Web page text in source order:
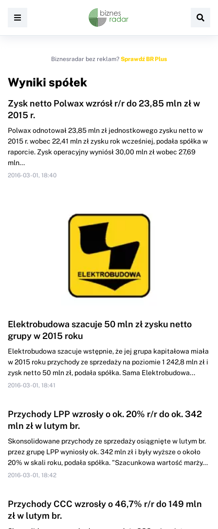
Biznesradar bez reklam? Sprawdź BR Plus
Wyniki spółek
Zysk netto Polwax wzrósł r/r do 23,85 mln zł w
2015 r.
Polwax odnotował 23,85 mln zł jednostkowego zysku netto w
2015 r. wobec 22,41 mln zł zysku rok wcześniej, podała spółka w
raporcie. Zysk operacyjny wyniósł 30,00 mln zł wobec 27,69
mln...
2016-03-01, 18:40
Elektrobudowa szacuje 50 mln zł zysku netto
grupy w 2015 roku
Elektrobudowa szacuje wstępnie, że jej grupa kapitałowa miała
w 2015 roku przychody ze sprzedaży na poziomie 1 242,8 mln zł i
zysk netto 50 mln zł, podała spółka. Sama Elektrobudowa...
2016-03-01, 18:41
Przychody LPP wzrosły o ok. 20% r/r do ok. 342
mln zł w lutym br.
Skonsolidowane przychody ze sprzedaży osiągnięte w lutym br.
przez grupę LPP wyniosły ok. 342 mln zł i były wyższe o około
20% w skali roku, podała spółka. "Szacunkowa wartość marży...
2016-03-01, 18:42
Przychody CCC wzrosły o 46,7% r/r do 149 mln
zł w lutym br.